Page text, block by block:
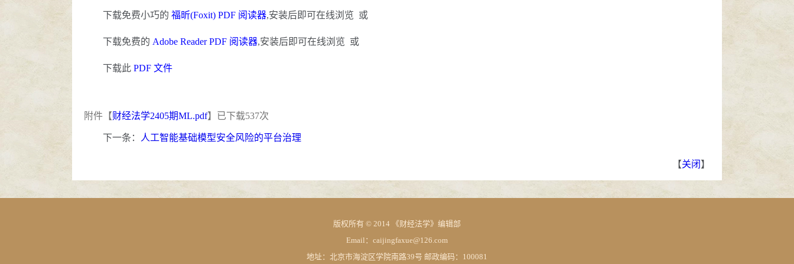
下载免费小巧的 福昕(Foxit) PDF 阅读器,安装后即可在线浏览 或
下载免费的 Adobe Reader PDF 阅读器,安装后即可在线浏览 或
下载此 PDF 文件
附件【财经法学2405期ML.pdf】已下载537次
下一条： 人工智能基础模型安全风险的平台治理
【关闭 】
版权所有 © 2014 《财经法学》编辑部
Email：caijingfaxue@126.com
地址：北京市海淀区学院南路39号 邮政编码：100081